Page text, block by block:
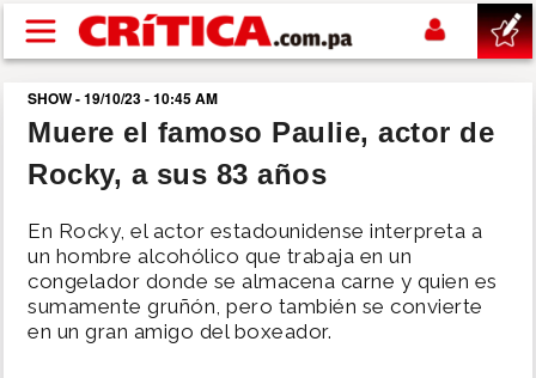
Pasar al contenido principal
buscar
SUCESOS
NACIONAL
POLÍTICA
SHOW - 19/10/23 - 10:45 AM
Muere el famoso Paulie, actor de
Rocky, a sus 83 años
En Rocky, el actor estadounidense interpreta a
un hombre alcohólico que trabaja en un
congelador donde se almacena carne y quien es
sumamente gruñón, pero también se convierte
en un gran amigo del boxeador.